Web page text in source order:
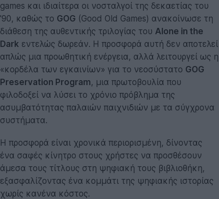
games και ιδιαίτερα οι νοσταλγοί της δεκαετίας του
'90, καθώς το GOG (Good Old Games) ανακοίνωσε τη
διάθεση της αυθεντικής τριλογίας του Alone in the
Dark εντελώς δωρεάν. Η προσφορά αυτή δεν αποτελεί
απλώς μια προωθητική ενέργεια, αλλά λειτουργεί ως η
«κορδέλα των εγκαινίων» για το νεοσύστατο GOG
Preservation Program, μια πρωτοβουλία που
φιλοδοξεί να λύσει το χρόνιο πρόβλημα της
ασυμβατότητας παλαιών παιχνιδιών με τα σύγχρονα
συστήματα.
Η προσφορά είναι χρονικά περιορισμένη, δίνοντας
ένα σαφές κίνητρο στους χρήστες να προσθέσουν
άμεσα τους τίτλους στη ψηφιακή τους βιβλιοθήκη,
εξασφαλίζοντας ένα κομμάτι της ψηφιακής ιστορίας
χωρίς κανένα κόστος.